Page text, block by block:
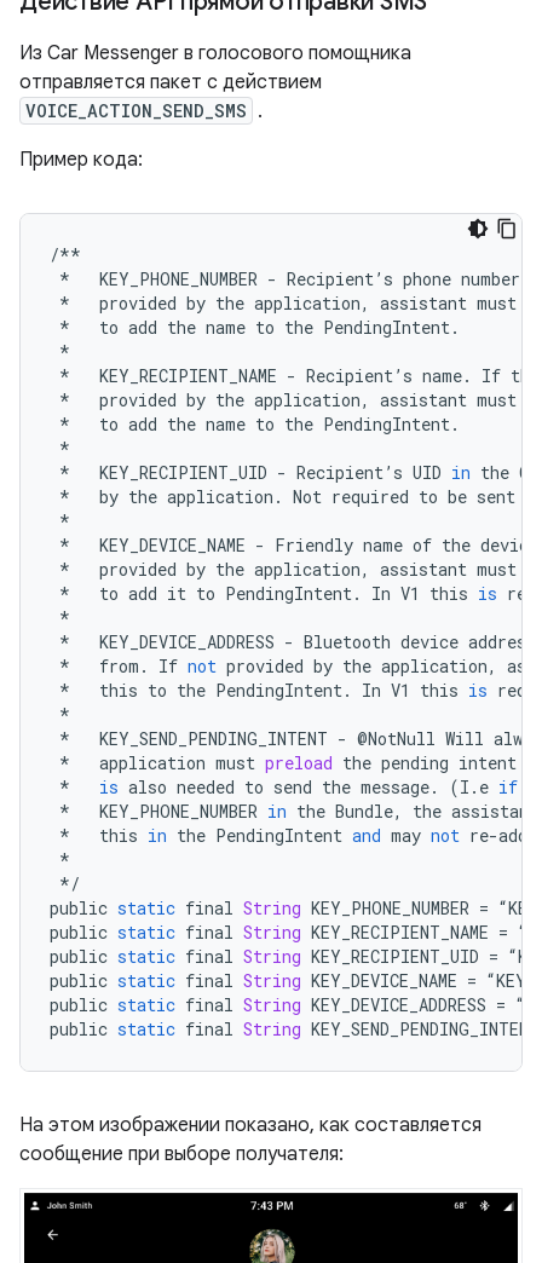
Из Car Messenger в голосового помощника
отправляется пакет с действием
VOICE_ACTION_SEND_SMS .
Пример кода:
/**
*
KEY_PHONE_NUMBER - Recipient’ s phone number
*
provided by the application, assistant must
*
to add the name to the PendingIntent.
*
*
KEY_RECIPIENT_NAME - Recipient’ s name. If
*
provided by the application, assistant must
*
to add the name to the PendingIntent.
*
*
KEY_RECIPIENT_UID - Recipient’ s UID in the
*
by the application . Not required to be sent
*
*
KEY_DEVICE_NAME - Friendly name of the device
*
provided by the application, assistant must
*
to add it to PendingIntent. In V1 this is
*
*
KEY_DEVICE_ADDRESS - Bluetooth device address
*
from . If not provided by the application,
*
this to the PendingIntent. In V1 this is
*
*
KEY_SEND_PENDING_INTENT - @NotNull Will
*
application must preload the pending intent
*
is also needed to send the message. (I . e if
*
KEY_PHONE_NUMBER in the Bundle, the assistant
*
this in the PendingIntent and may not re-add
*
*/
public static final String KEY_PHONE_NUMBER = “
public static final String KEY_RECIPIENT_NAME = “
public static final String KEY_RECIPIENT_UID = “
public static final String KEY_DEVICE_NAME = “
public static final String KEY_DEVICE_ADDRESS = “
public static final String KEY_SEND_PENDING_INTENT
На этом изображении показано, как составляется
сообщение при выборе получателя: